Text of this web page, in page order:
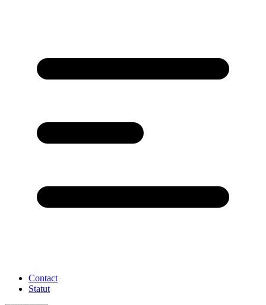
Contact
Statut